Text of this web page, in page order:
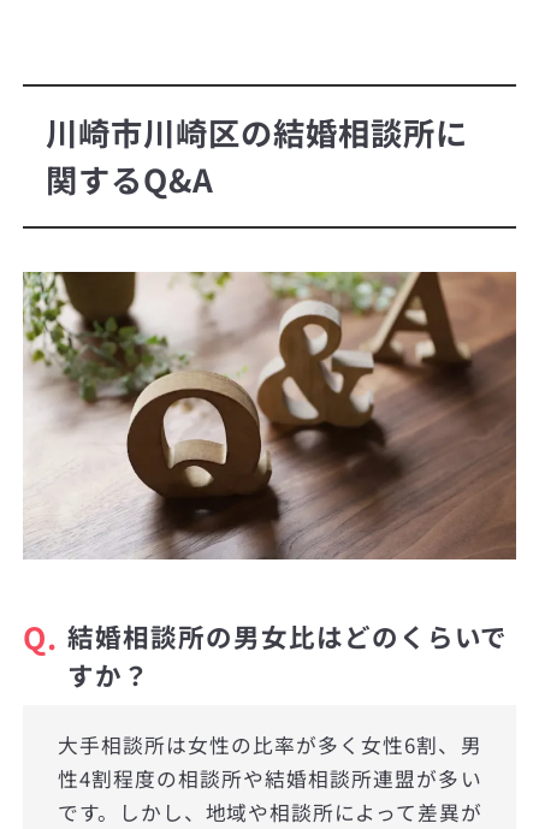
川崎市川崎区の結婚相談所に
関するQ&A
Q. 結婚相談所の男女比はどのくらいで
すか？
大手相談所は女性の比率が多く女性6割、男
性4割程度の相談所や結婚相談所連盟が多い
です。しかし、地域や相談所によって差異が